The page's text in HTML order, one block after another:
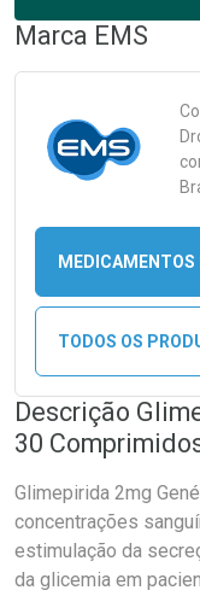
Marca EMS
MEDICAMENTOS
TODOS OS
Descrição
30
Glimepirida 2mg
concentrações
estimulação da
da glicemia em